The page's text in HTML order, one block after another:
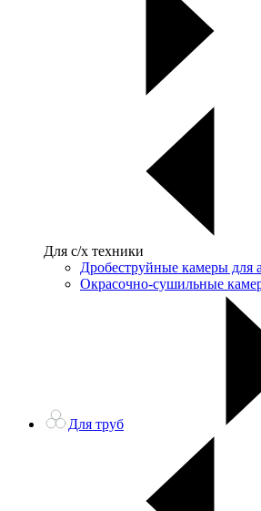
Для с/х техники
Дробеструйные камеры для
Окрасочно-сушильные
Для труб